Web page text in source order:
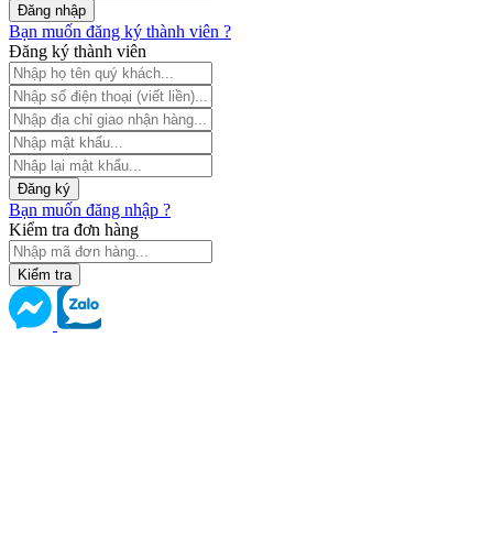
Đăng nhập
Bạn muốn đăng ký thành viên ?
Đăng ký thành viên
Đăng ký
Bạn muốn đăng nhập ?
Kiểm tra đơn hàng
Kiểm tra